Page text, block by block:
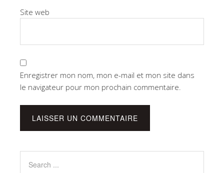
Site web
Enregistrer mon nom, mon e-mail et mon site dans
le navigateur pour mon prochain commentaire.